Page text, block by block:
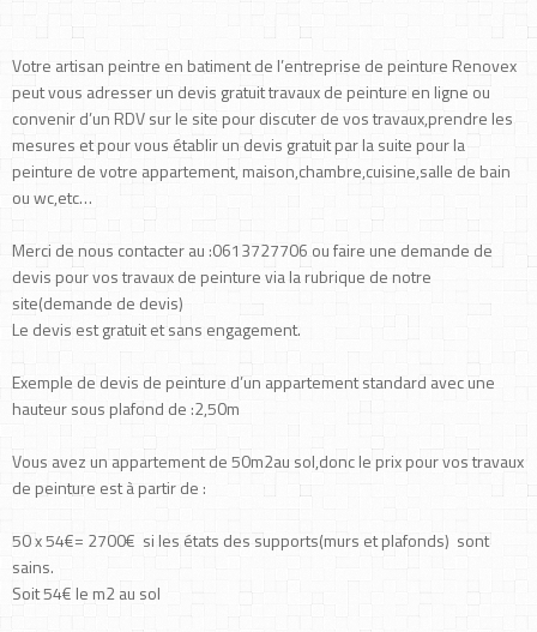
Votre artisan peintre en batiment de l’entreprise de peinture Renovex
peut vous adresser un devis gratuit travaux de peinture en ligne ou
convenir d’un RDV sur le site pour discuter de vos travaux,prendre les
mesures et pour vous établir un devis gratuit par la suite pour la
peinture de votre appartement, maison,chambre,cuisine,salle de bain
ou wc,etc…
Merci de nous contacter au :0613727706 ou faire une demande de
devis pour vos travaux de peinture via la rubrique de notre
site(demande de devis)
Le devis est gratuit et sans engagement.
Exemple de devis de peinture d’un appartement standard avec une
hauteur sous plafond de :2,50m
Vous avez un appartement de 50m2au sol,donc le prix pour vos travaux
de peinture est à partir de :
50 x 54€= 2700€ si les états des supports(murs et plafonds) sont
sains.
Soit 54€ le m2 au sol